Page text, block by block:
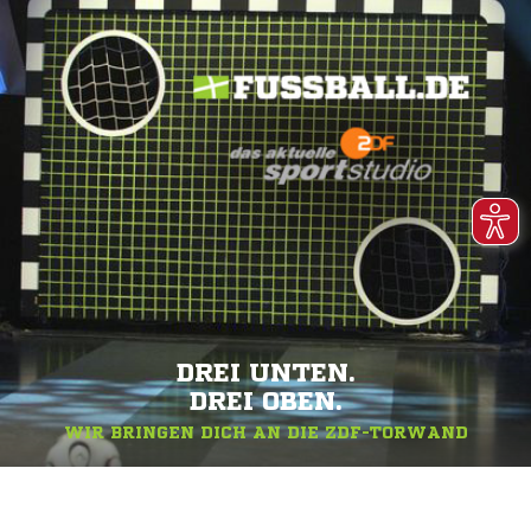
DREI UNTEN.
DREI OBEN.
WIR BRINGEN DICH AN DIE ZDF-TORWAND